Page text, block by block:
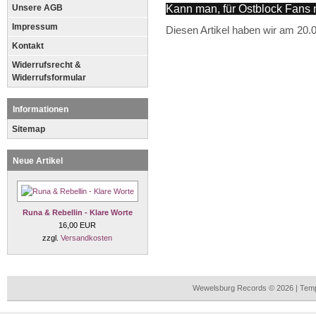
Unsere AGB
Impressum
Kontakt
Widerrufsrecht &
Widerrufsformular
Informationen
Sitemap
Neue Artikel
Runa & Rebellin - Klare Worte
16,00 EUR
zzgl.Versandkosten
Kann man, für Ostblock Fans
Diesen Artikel haben wir am
Wewelsburg Records © 2026 |